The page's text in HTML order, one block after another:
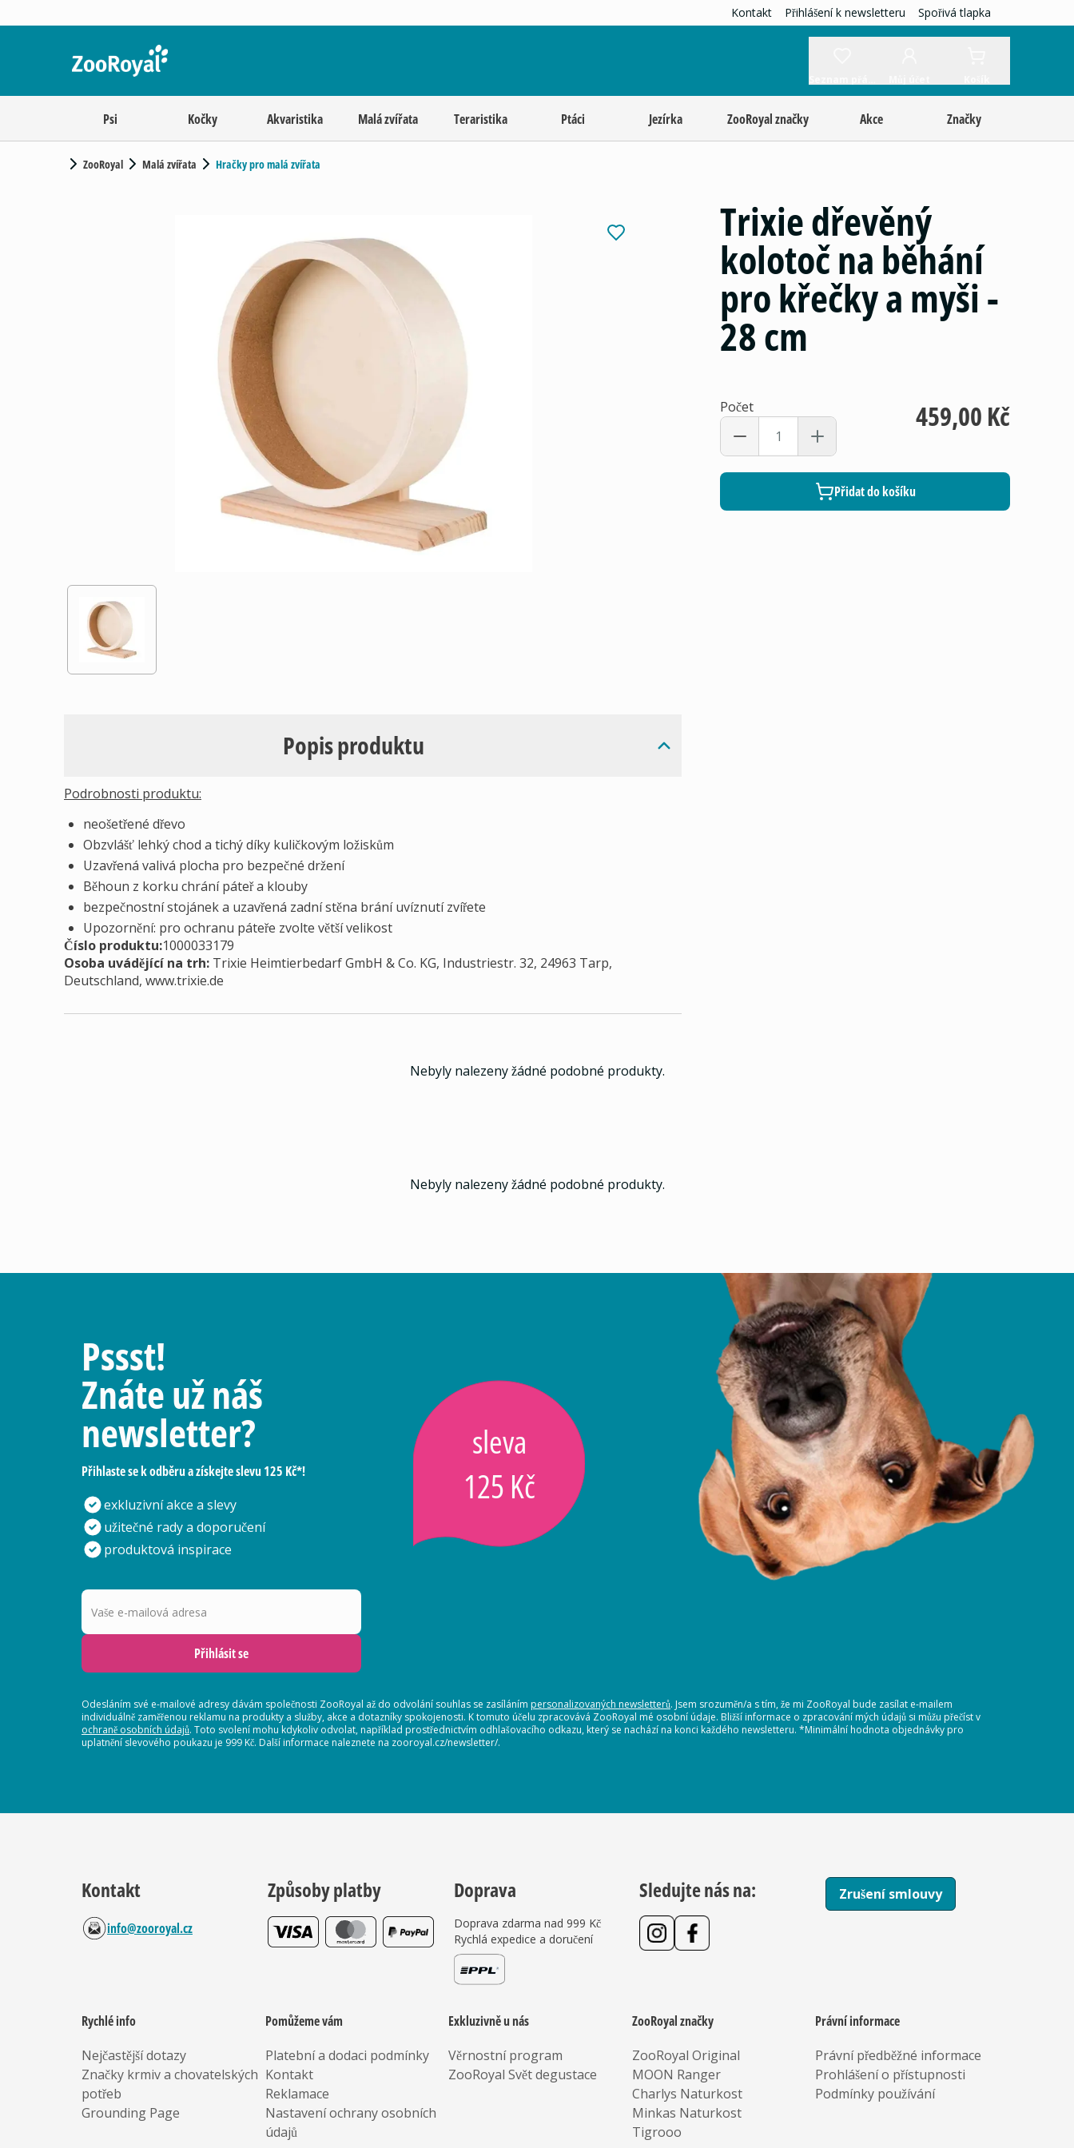
Kontakt Přihlášení k newsletteru Spořivá tlapka
Psi Kočky Akvaristika Malá zvířata Teraristika Ptáci Jezírka ZooRoyal značky Akce Značky
ZooRoyal Malá zvířata Hračky pro malá zvířata
Popis produktu
Podrobnosti produktu:
neošetřené dřevo
Obzvlášť lehký chod a tichý díky kuličkovým ložiskům
Uzavřená valivá plocha pro bezpečné držení
Běhoun z korku chrání páteř a klouby
bezpečnostní stojánek a uzavřená zadní stěna brání uvíznutí zvířete
Upozornění: pro ochranu páteře zvolte větší velikost
Číslo produktu:1000033179
Osoba uvádějící na trh: Trixie Heimtierbedarf GmbH & Co. KG, Industriestr. 32, 24963 Tarp,
Deutschland, www.trixie.de
Trixie dřevěný
kolotoč na běhání
pro křečky a myši -
28 cm
Počet 459,00 Kč
Přidat do košíku
Nebyly nalezeny žádné podobné produkty.
Nebyly nalezeny žádné podobné produkty.
Pssst!
Znáte už náš
newsletter?
Přihlaste se k odběru a získejte slevu 125 Kč*!
exkluzivní akce a slevy
užitečné rady a doporučení
produktová inspirace
sleva
125 Kč
Vaše e-mailová adresa
Přihlásit se
Odesláním své e-mailové adresy dávám společnosti ZooRoyal až do odvolání souhlas se zasíláním personalizovaných newsletterů. Jsem srozuměn/a s tím, že mi ZooRoyal bude zasílat e-mailem
individuálně zaměřenou reklamu na produkty a služby, akce a dotazníky spokojenosti. K tomuto účelu zpracovává ZooRoyal mé osobní údaje. Bližší informace o zpracování mých údajů si můžu přečíst v
ochraně osobních údajů. Toto svolení mohu kdykoliv odvolat, například prostřednictvím odhlašovacího odkazu, který se nachází na konci každého newsletteru. *Minimální hodnota objednávky pro
uplatnění slevového poukazu je 999 Kč. Další informace naleznete na zooroyal.cz/newsletter/.
Kontakt
info@zooroyal.cz
Způsoby platby Doprava
Doprava zdarma nad 999 Kč
Rychlá expedice a doručení
Sledujte nás na: Zrušení smlouvy
Rychlé info
Nejčastější dotazy
Značky krmiv a chovatelských
potřeb
Grounding Page
Pomůžeme vám
Platební a dodaci podmínky
Kontakt
Reklamace
Nastavení ochrany osobních
údajů
Exkluzivně u nás
Věrnostní program
ZooRoyal Svět degustace
ZooRoyal značky
ZooRoyal Original
MOON Ranger
Charlys Naturkost
Minkas Naturkost
Tigrooo
Právní informace
Právní předběžné informace
Prohlášení o přístupnosti
Podmínky používání